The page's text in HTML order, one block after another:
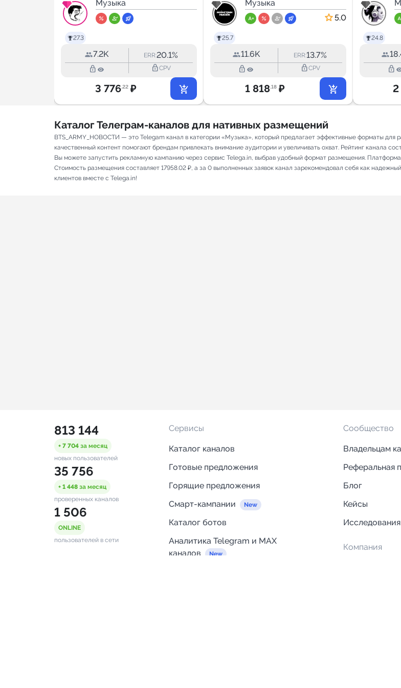
27.3
Guitarist]
Музыка
7.2K ERR:20.1%
lock_outline lock_outlineCPV
3 776.22 ₽
25.7
Мьюзик
Музыка
5.0
11.6K ERR:13.7%
lock_outline lock_outlineCPV
1 818.18 ₽
24.8
lock_outline
2
Каталог Телеграм-каналов для нативных размещений
BTS_ARMY_НОВОСТИ — это Telegam канал в категории «Музыка», который предлагает эффективные форматы для
качественный контент помогают брендам привлекать внимание аудитории и увеличивать охват. Рейтинг канала
Вы можете запустить рекламную кампанию через сервис Telega.in, выбрав удобный формат размещения.
Стоимость размещения составляет 17958.02 ₽, а за 0 выполненных заявок канал зарекомендовал себя как
клиентов вместе с Telega.in!
813 144
+ 7 704 за месяц
новых пользователей
35 756
+ 1 448 за месяц
проверенных каналов
1 506
ONLINE
пользователей в сети
Сервисы
Каталог каналов
Готовые предложения
Горящие предложения
Смарт-кампании
Каталог ботов
Аналитика Telegram и MAX
каналов
Сообщество
Владельцам
Реферальная
Блог
Кейсы
Компания